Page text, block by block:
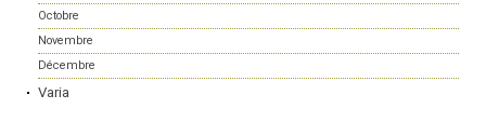
Octobre
Novembre
Décembre
Varia